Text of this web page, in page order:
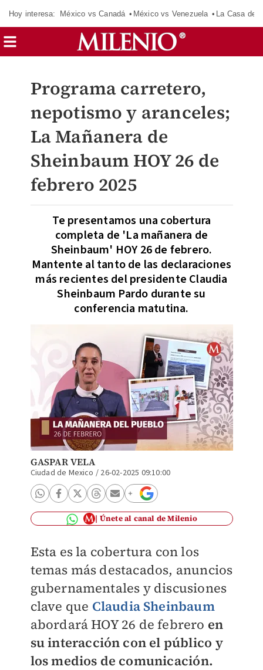
Hoy interesa: México vs Canadá México vs Venezuela La Casa de
Programa carretero,
nepotismo y aranceles;
La Mañanera de
Sheinbaum HOY 26 de
febrero 2025
Te presentamos una cobertura
completa de 'La mañanera de
Sheinbaum' HOY 26 de febrero.
Mantente al tanto de las declaraciones
más recientes del presidente Claudia
Sheinbaum Pardo durante su
conferencia matutina.
GASPAR VELA
Ciudad de Mexico / 26-02-2025 09:10:00
Únete al canal de Milenio
Esta es la cobertura con los
temas más destacados, anuncios
gubernamentales y discusiones
clave que Claudia Sheinbaum
abordará HOY 26 de febrero en
su interacción con el público y
los medios de comunicación.